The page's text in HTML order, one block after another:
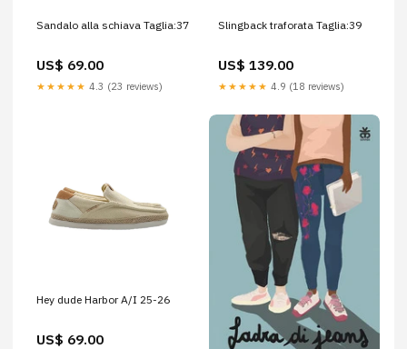
Sandalo alla schiava Taglia:37
US$ 69.00
★★★★★ 4.3 (23 reviews)
Slingback traforata Taglia:39
US$ 139.00
★★★★★ 4.9 (18 reviews)
Hey dude Harbor A/I 25-26
US$ 69.00